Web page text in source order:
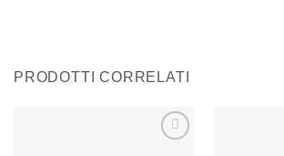
PRODOTTI CORRELATI